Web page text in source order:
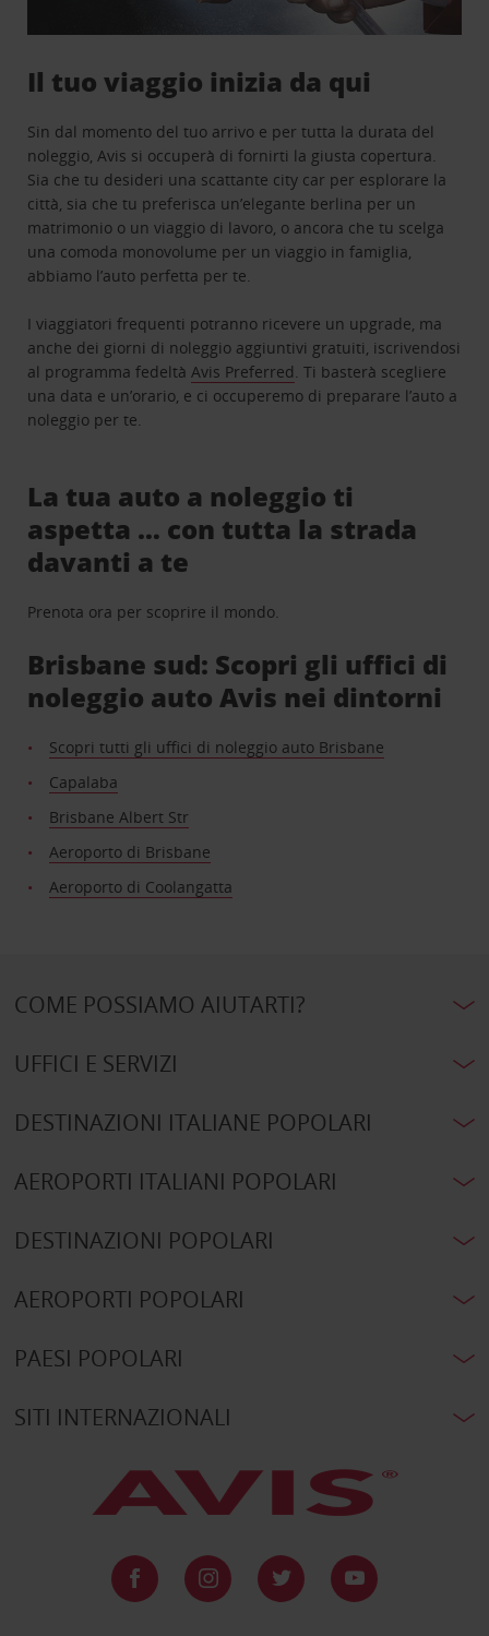
Il tuo viaggio inizia da qui
Sin dal momento del tuo arrivo e per tutta la durata del
noleggio, Avis si occuperà di fornirti la giusta copertura.
Sia che tu desideri una scattante city car per esplorare la
città, sia che tu preferisca un’elegante berlina per un
matrimonio o un viaggio di lavoro, o ancora che tu scelga
una comoda monovolume per un viaggio in famiglia,
abbiamo l’auto perfetta per te.
I viaggiatori frequenti potranno ricevere un upgrade, ma
anche dei giorni di noleggio aggiuntivi gratuiti, iscrivendosi
al programma fedeltàAvis Preferred. Ti basterà scegliere
una data e un’orario, e ci occuperemo di preparare l’auto a
noleggio per te.
La tua auto a noleggio ti
aspetta … con tutta la strada
davanti a te
Prenota ora per scoprire il mondo.
Brisbane sud: Scopri gli uffici di
noleggio auto Avis nei dintorni
Scopri tutti gli uffici di noleggio auto Brisbane
Capalaba
Brisbane Albert Str
Aeroporto di Brisbane
Aeroporto di Coolangatta
COME POSSIAMO AIUTARTI?
UFFICI E SERVIZI
DESTINAZIONI ITALIANE POPOLARI
AEROPORTI ITALIANI POPOLARI
DESTINAZIONI POPOLARI
AEROPORTI POPOLARI
PAESI POPOLARI
SITI INTERNAZIONALI